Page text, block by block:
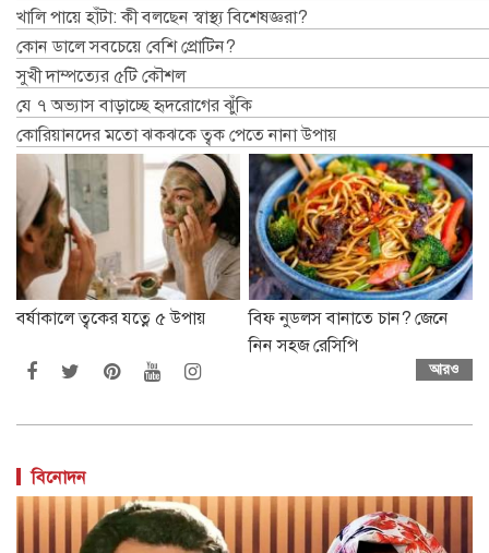
খালি পায়ে হাঁটা: কী বলছেন স্বাস্থ্য বিশেষজ্ঞরা?
কোন ডালে সবচেয়ে বেশি প্রোটিন?
সুখী দাম্পত্যের ৫টি কৌশল
যে ৭ অভ্যাস বাড়াচ্ছে হৃদরোগের ঝুঁকি
কোরিয়ানদের মতো ঝকঝকে ত্বক পেতে নানা উপায়
বর্ষাকালে ত্বকের যত্নে ৫ উপায়
বিফ নুডলস বানাতে চান? জেনে
নিন সহজ রেসিপি
আরও
বিনোদন